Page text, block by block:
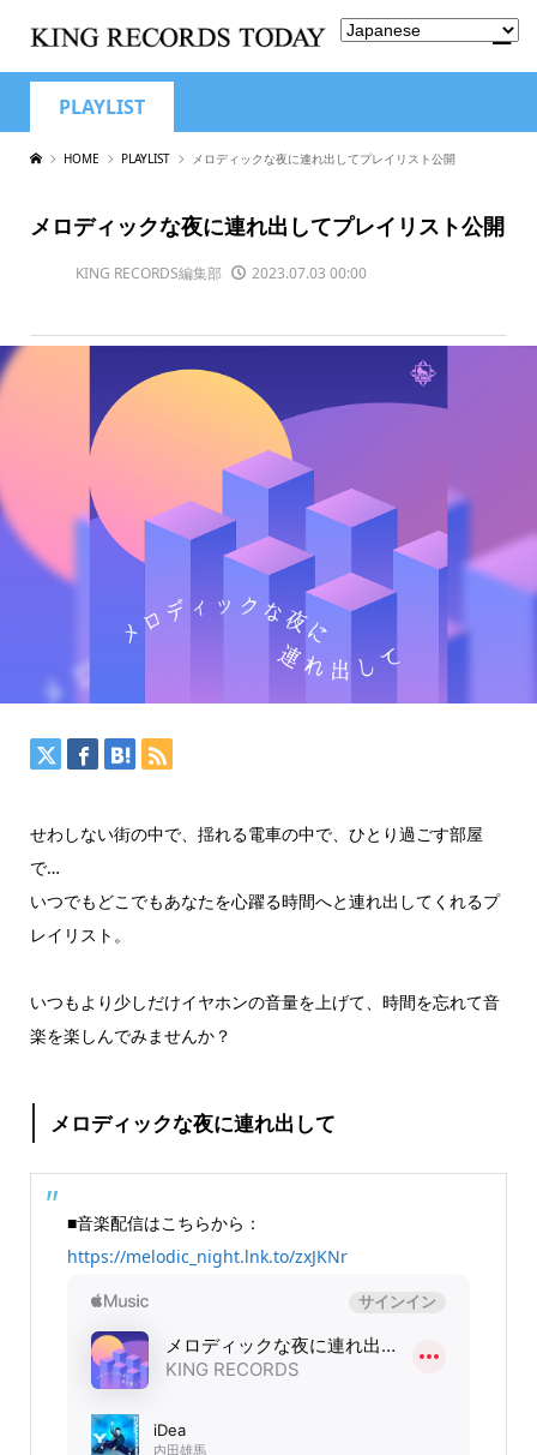
PLAYLIST
HOME PLAYLIST メロディックな夜に連れ出してプレイリスト公開
メロディックな夜に連れ出してプレイリスト公開
KING RECORDS編集部 2023.07.03 00:00
せわしない街の中で、揺れる電車の中で、ひとり過ごす部屋
で…
いつでもどこでもあなたを心躍る時間へと連れ出してくれるプ
レイリスト。
いつもより少しだけイヤホンの音量を上げて、時間を忘れて音
楽を楽しんでみませんか？
メロディックな夜に連れ出して
■音楽配信はこちらから：
https://melodic_night.lnk.to/zxJKNr